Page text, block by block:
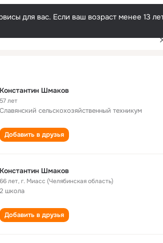
для вас. Если ваш возраст менее 13
Константин Шмаков
57 лет
Славянский сельскохозяйственный техникум
Добавить в друзья
Константин Шмаков
66 лет,г. Миасс (Челябинская область)
2 школа
Добавить в друзья